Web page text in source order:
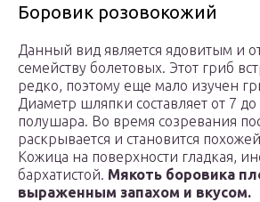
Боровик розовокожий
Данный вид является ядовитым и
семейству болетовых. Этот гриб
редко, поэтому еще мало изучен
Диаметр шляпки составляет от 7
полушара. Во время созревания
раскрывается и становится
Кожица на поверхности гладкая,
бархатистой. Мякоть боровика
выраженным запахом и вкусом.